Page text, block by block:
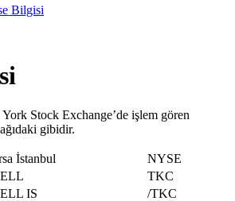
Bilgisi
Stock Exchange’de işlem gören
gibidir.
İstanbul
NYSE
TKC
IS
/TKC